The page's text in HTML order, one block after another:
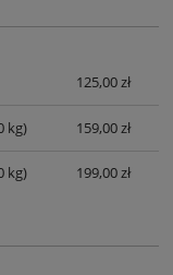
125,00 zł
kg) 159,00 zł
kg) 199,00 zł